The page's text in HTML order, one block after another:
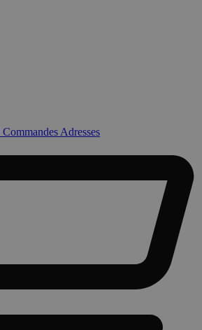
Commandes Adresses